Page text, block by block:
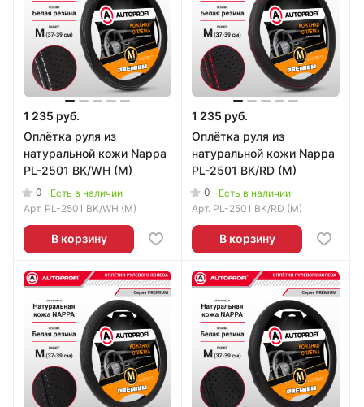
1 235 руб.
Оплётка руля из
натуральной кожи Nappa
PL-2501 BK/WH (M)
0
Есть в наличии
Арт. PL-2501 BK/WH (M)
В корзину
1 235 руб.
Оплётка руля из
натуральной кожи Nappa
PL-2501 BK/RD (M)
0
Есть в наличии
Арт. PL-2501 BK/RD (M)
В корзину